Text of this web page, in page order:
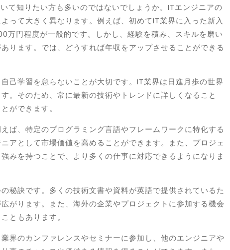
て知りたい方も多いのではないでしょうか。ITエンジニアの
って大きく異なります。例えば、初めてIT業界に入った新入
万円程度が一般的です。しかし、経験を積み、スキルを磨い
ります。では、どうすれば年収をアップさせることができる
己学習を怠らないことが大切です。IT業界は日進月歩の世界
。そのため、常に最新の技術やトレンドに詳しくなること
ができます。
ば、特定のプログラミング言語やフレームワークに特化する
アとして市場価値を高めることができます。また、プロジェ
みを持つことで、より多くの仕事に対応できるようになりま
秘訣です。多くの技術文書や資料が英語で提供されているた
がります。また、海外の企業やプロジェクトに参加する機会
ともあります。
界のカンファレンスやセミナーに参加し、他のエンジニアや